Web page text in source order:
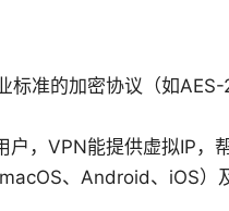
标准的加密协议（如
，VPN能提供虚拟IP，
、Android、iOS）